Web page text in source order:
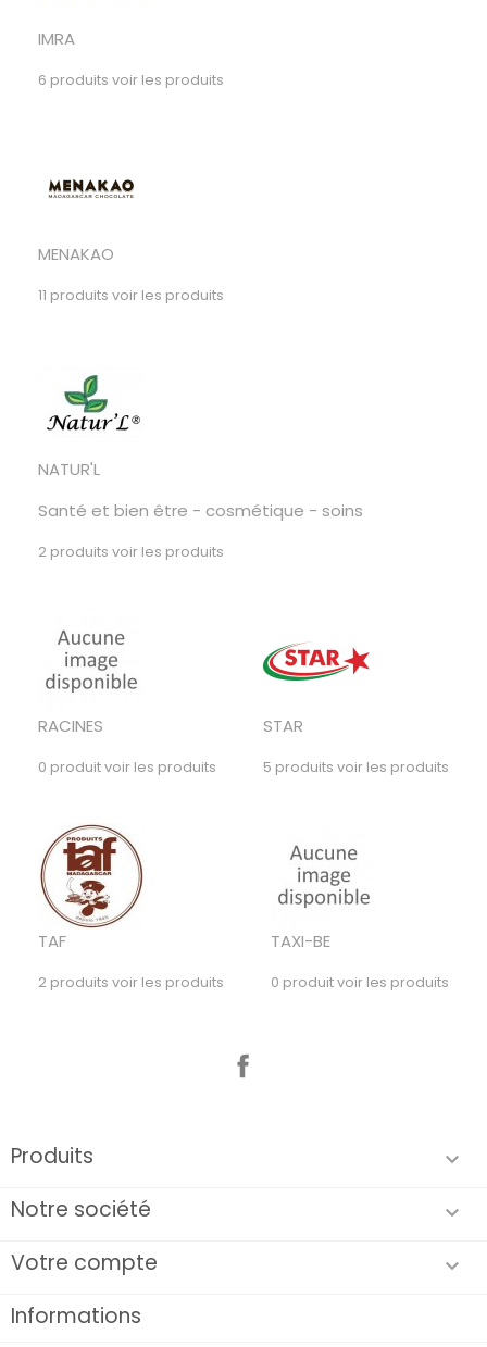
IMRA
6 produits voir les produits
MENAKAO
11 produits voir les produits
NATUR'L
Santé et bien être - cosmétique - soins
2 produits voir les produits
RACINES
0 produitvoir les produits
STAR
5 produits voir les produits
TAF
2 produits voir les produits
TAXI-BE
0 produitvoir les produits
Produits 
Notre société 
Votre compte 
Informations